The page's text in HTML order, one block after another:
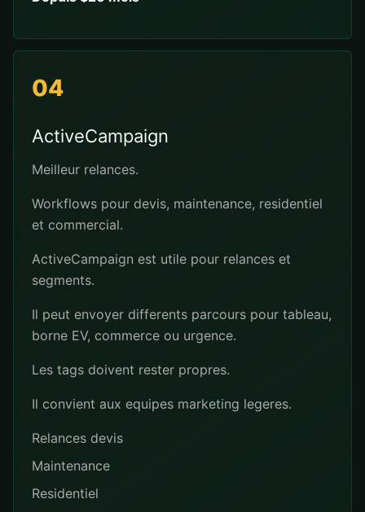
04
ActiveCampaign
Meilleur relances.
Workflows pour devis, maintenance, residentiel
et commercial.
ActiveCampaign est utile pour relances et
segments.
Il peut envoyer differents parcours pour tableau,
borne EV, commerce ou urgence.
Les tags doivent rester propres.
Il convient aux equipes marketing legeres.
Relances devis
Maintenance
Residentiel